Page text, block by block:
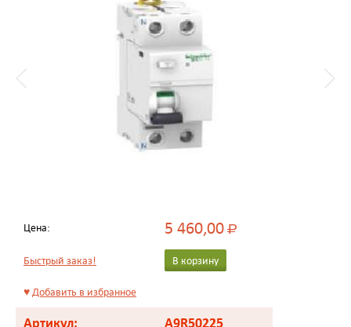
Цена: 5 460,00Р
Быстрый заказ! В корзину
♥Добавить в избранное
Артикул: A9R50225